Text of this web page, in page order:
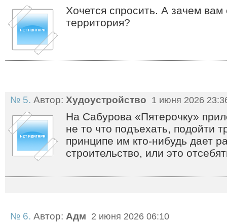
Хочется спросить. А зачем вам
территория?
№ 5. Автор: Худоустройство 1 июня 2026
На Сабурова «Пятерочку»
не то что подъехать, подойти
принципе им кто-нибудь дает
строительство, или это
№ 6. Автор: Адм 2 июня 2026 06:10